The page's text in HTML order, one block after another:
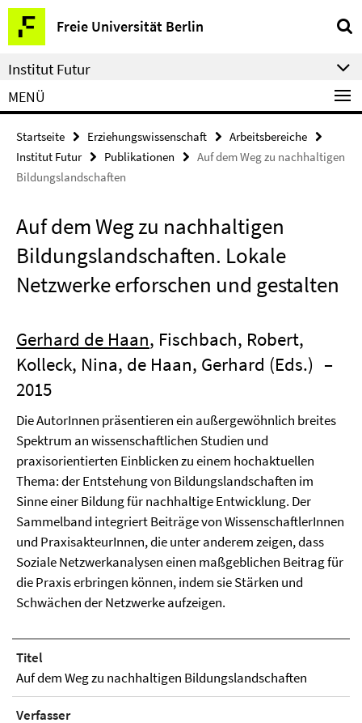
Springe
direkt
zu
Inhalt
Freie Universität Berlin
Service-
Navigation
Institut Futur
MENÜ
Startseite Erziehungswissenschaft
Arbeitsbereiche
Institut Futur
Publikationen
Auf dem Weg zu nachhaltigen
Bildungslandschaften
Auf dem Weg zu nachhaltigen
Bildungslandschaften. Lokale
Netzwerke erforschen und gestalten
Gerhard de Haan, Fischbach, Robert,
Kolleck, Nina, de Haan, Gerhard (Eds.) –
2015
Die AutorInnen präsentieren ein außergewöhnlich breites
Spektrum an wissenschaftlichen Studien und
praxisorientierten Einblicken zu einem hochaktuellen
Thema: der Entstehung von Bildungslandschaften im
Sinne einer Bildung für nachhaltige Entwicklung. Der
Sammelband integriert Beiträge von WissenschaftlerInnen
und PraxisakteurInnen, die unter anderem zeigen, dass
Soziale Netzwerkanalysen einen maßgeblichen Beitrag für
die Praxis erbringen können, indem sie Stärken und
Schwächen der Netzwerke aufzeigen.
Titel
Auf dem Weg zu nachhaltigen Bildungslandschaften
Verfasser